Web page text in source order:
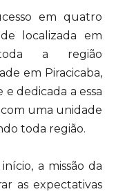
em quatro
localizada em
a região
em Piracicaba,
dedicada a essa
uma unidade
toda região.
a missão da
as expectativas